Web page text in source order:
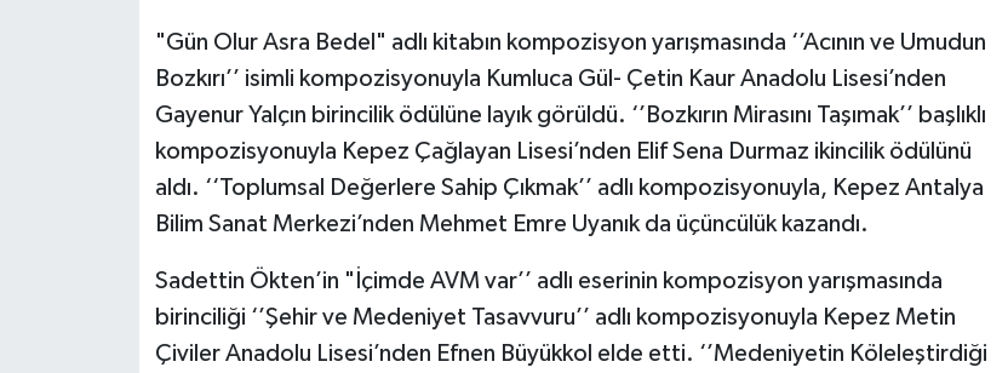
"Gün Olur Asra Bedel" adlı kitabın kompozisyon yarışmasında ‘’Acının ve Umudun
Bozkırı’’ isimli kompozisyonuyla Kumluca Gül- Çetin Kaur Anadolu Lisesi’nden
Gayenur Yalçın birincilik ödülüne layık görüldü. ‘’Bozkırın Mirasını Taşımak’’ başlıklı
kompozisyonuyla Kepez Çağlayan Lisesi’nden Elif Sena Durmaz ikincilik ödülünü
aldı. ‘‘Toplumsal Değerlere Sahip Çıkmak’’ adlı kompozisyonuyla, Kepez Antalya
Bilim Sanat Merkezi’nden Mehmet Emre Uyanık da üçüncülük kazandı.
Sadettin Ökten’in "İçimde AVM var’’ adlı eserinin kompozisyon yarışmasında
birinciliği ‘’Şehir ve Medeniyet Tasavvuru’’ adlı kompozisyonuyla Kepez Metin
Çiviler Anadolu Lisesi’nden Efnen Büyükkol elde etti. ‘’Medeniyetin Köleleştirdiği